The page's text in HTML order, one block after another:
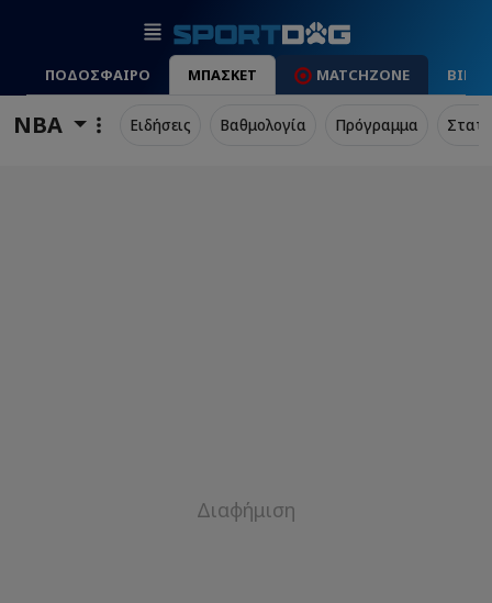
ΠΟΔΟΣΦΑΙΡΟ ΜΠΑΣΚΕΤ MATCHZONE
NBA Ειδήσεις Βαθμολογία Πρόγραμμα